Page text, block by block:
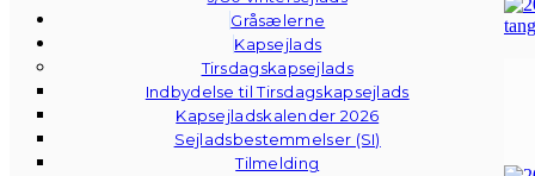
Gråsælerne
Kapsejlads
Tirsdagskapsejlads
Indbydelse til Tirsdagskapsejlads
Kapsejladskalender 2026
Sejladsbestemmelser (SI)
Tilmelding